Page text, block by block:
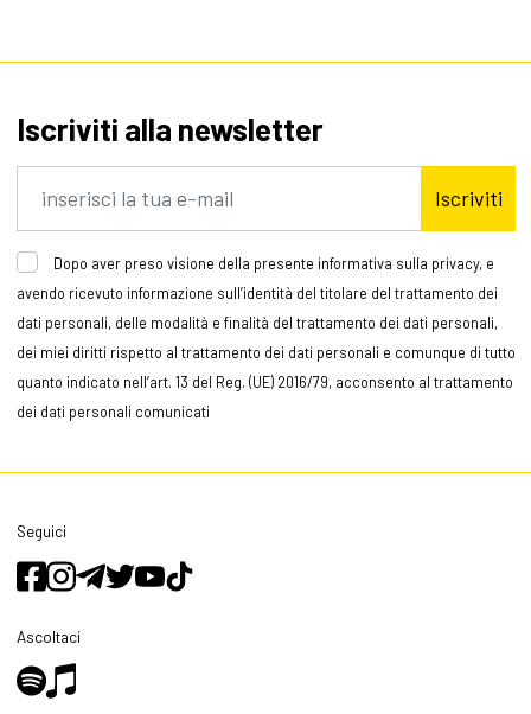
Iscriviti alla newsletter
Iscriviti
Dopo aver preso visione della presente informativa sulla privacy, e
avendo ricevuto informazione sull’identità del titolare del trattamento dei
dati personali, delle modalità e finalità del trattamento dei dati personali,
dei miei diritti rispetto al trattamento dei dati personali e comunque di tutto
quanto indicato nell’art. 13 del Reg. (UE) 2016/79, acconsento al trattamento
dei dati personali comunicati
Seguici
Ascoltaci